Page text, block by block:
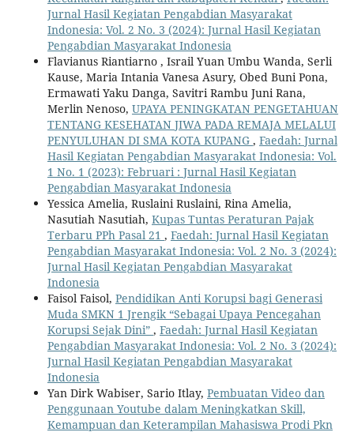
Jurnal Hasil Kegiatan Pengabdian Masyarakat
Indonesia: Vol. 2 No. 3 (2024): Jurnal Hasil Kegiatan
Pengabdian Masyarakat Indonesia
Flavianus Riantiarno , Israil Yuan Umbu Wanda, Serli
Kause, Maria Intania Vanesa Asury, Obed Buni Pona,
Ermawati Yaku Danga, Savitri Rambu Juni Rana,
Merlin Nenoso, UPAYA PENINGKATAN PENGETAHUAN
TENTANG KESEHATAN JIWA PADA REMAJA MELALUI
PENYULUHAN DI SMA KOTA KUPANG , Faedah: Jurnal
Hasil Kegiatan Pengabdian Masyarakat Indonesia: Vol.
1 No. 1 (2023): Februari : Jurnal Hasil Kegiatan
Pengabdian Masyarakat Indonesia
Yessica Amelia, Ruslaini Ruslaini, Rina Amelia,
Nasutiah Nasutiah, Kupas Tuntas Peraturan Pajak
Terbaru PPh Pasal 21 , Faedah: Jurnal Hasil Kegiatan
Pengabdian Masyarakat Indonesia: Vol. 2 No. 3 (2024):
Jurnal Hasil Kegiatan Pengabdian Masyarakat
Indonesia
Faisol Faisol, Pendidikan Anti Korupsi bagi Generasi
Muda SMKN 1 Jrengik “Sebagai Upaya Pencegahan
Korupsi Sejak Dini” , Faedah: Jurnal Hasil Kegiatan
Pengabdian Masyarakat Indonesia: Vol. 2 No. 3 (2024):
Jurnal Hasil Kegiatan Pengabdian Masyarakat
Indonesia
Yan Dirk Wabiser, Sario Itlay, Pembuatan Video dan
Penggunaan Youtube dalam Meningkatkan Skill,
Kemampuan dan Keterampilan Mahasiswa Prodi Pkn